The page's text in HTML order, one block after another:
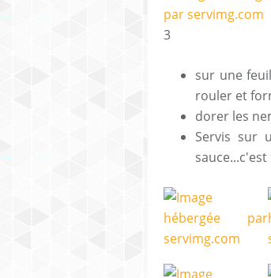
3
sur une
rouler et
dorer les
Servis sur